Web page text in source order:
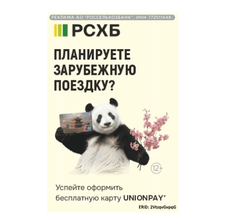
РЕКЛАМА АО "РОССЕЛЬХОЗБАНК". ИНН 772511448.